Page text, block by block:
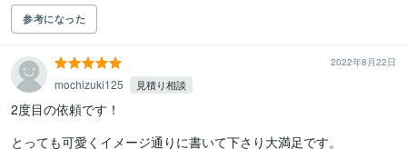
参考になった
2022年8月22日
mochizuki125 見積り相談
2度目の依頼です！
とっても可愛くイメージ通りに書いて下さり大満足です。